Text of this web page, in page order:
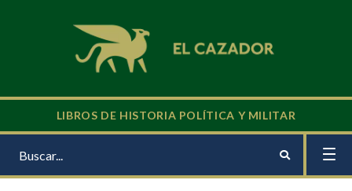
LIBROS DE HISTORIA POLÍTICA Y MILITAR